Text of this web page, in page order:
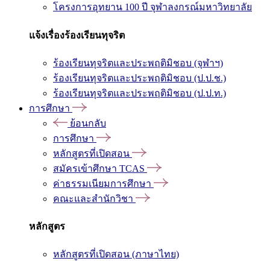
โครงการอุทยาน 100 ปี จุฬาลงกรณ์มหาวิทยาลัย
แจ้งเรื่องร้องเรียนทุจริต
ร้องเรียนทุจริตและประพฤติมิชอบ (จุฬาฯ)
ร้องเรียนทุจริตและประพฤติมิชอบ (ป.ป.ช.)
ร้องเรียนทุจริตและประพฤติมิชอบ (ป.ป.ท.)
การศึกษา
ย้อนกลับ
การศึกษา
หลักสูตรที่เปิดสอน
สมัครเข้าศึกษา TCAS
ค่าธรรมเนียมการศึกษา
คณะและสำนักวิชา
หลักสูตร
หลักสูตรที่เปิดสอน (ภาษาไทย)